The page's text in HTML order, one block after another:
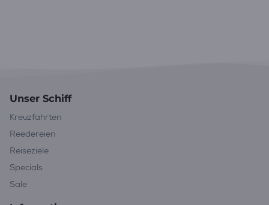
Unser Schiff
Kreuzfahrten
Reedereien
Reiseziele
Specials
Sale